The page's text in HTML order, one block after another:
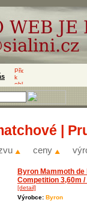
|
ceny
Byron Mammoth de
Competition 3,60m /
[detail]
Výrobce: Byron